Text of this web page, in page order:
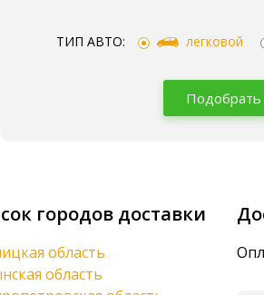
ТИП АВТО: легковой
Подобрать
городов доставки
область
область